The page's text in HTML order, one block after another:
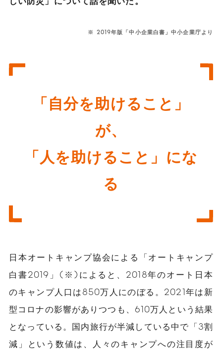
※ 2019年版「中小企業白書」中小企業庁より
「自分を助けること」
が、
「人を助けること」にな
る
日本オートキャンプ協会による「オートキャンプ
白書2019」(※)によると、2018年のオート日本
のキャンプ人口は850万人にのぼる。2021年は新
型コロナの影響がありつつも、610万人という結果
となっている。国内旅行が半減している中で「3割
減」という数値は、人々のキャンプへの注目度が